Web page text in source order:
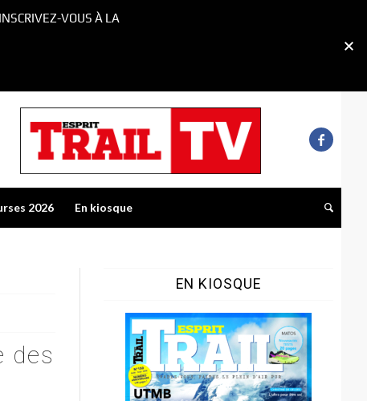
2026 En kiosque
des
EN KIOSQUE
VOUS À LA